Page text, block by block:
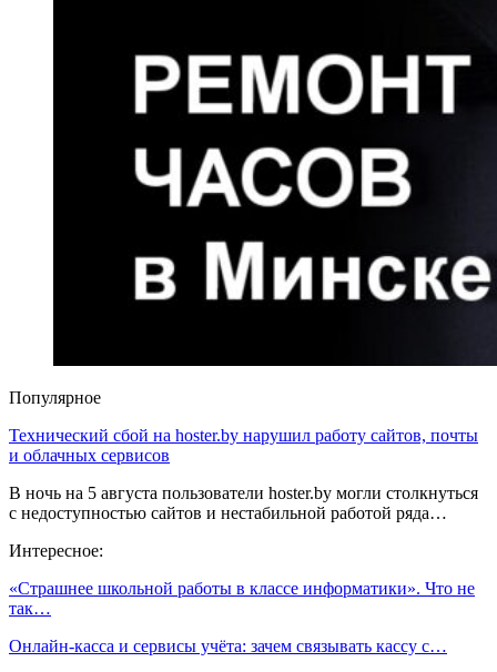
Популярное
Технический сбой на hoster.by нарушил работу сайтов, почты
и облачных сервисов
В ночь на 5 августа пользователи hoster.by могли столкнуться
с недоступностью сайтов и нестабильной работой ряда…
Интересное:
«Страшнее школьной работы в классе информатики». Что не
так…
Онлайн-касса и сервисы учёта: зачем связывать кассу с…